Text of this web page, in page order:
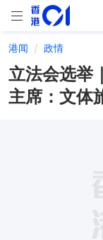
港闻 政情
立法会选举
主席：文体